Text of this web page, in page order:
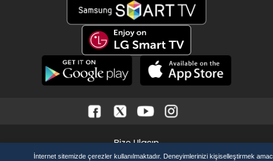
Bize Ulaşın
Üyelik Sözleşmesi
İnternet sitemizde çerezler kullanılmaktadır. Deneyimlerinizi kişiselleştirmek